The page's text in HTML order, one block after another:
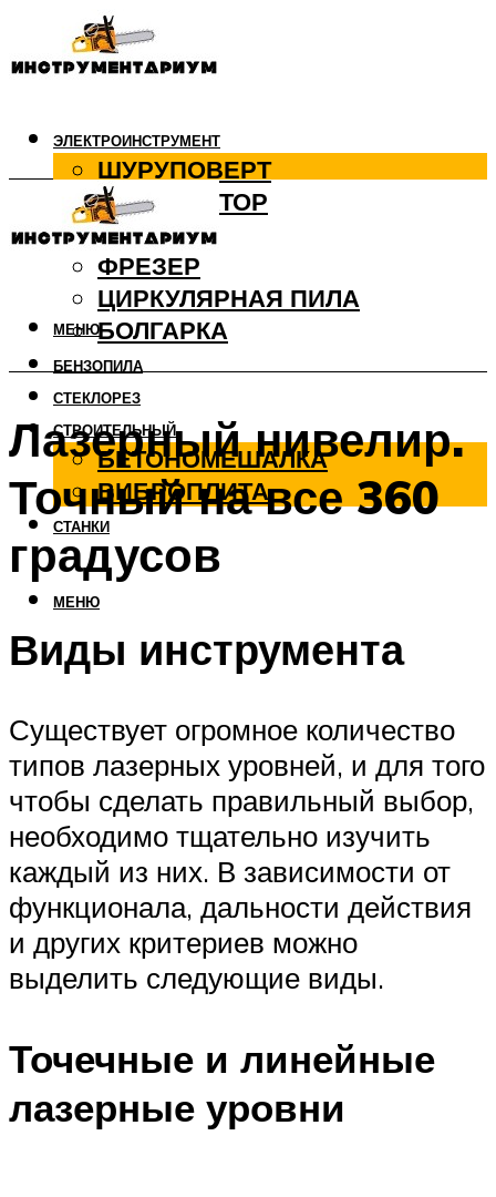
ЭЛЕКТРОИНСТРУМЕНТ
ШУРУПОВЕРТ
ПЕРФОРАТОР
ДРЕЛЬ
ФРЕЗЕР
ЦИРКУЛЯРНАЯ ПИЛА
БОЛГАРКА
БЕНЗОПИЛА
СТЕКЛОРЕЗ
СТРОИТЕЛЬНЫЙ
БЕТОНОМЕШАЛКА
ВИБРОПЛИТА
СТАНКИ
МЕНЮ
МЕНЮ
Лазерный нивелир.
Точный на все 360
градусов
Виды инструмента
Существует огромное количество
типов лазерных уровней, и для того
чтобы сделать правильный выбор,
необходимо тщательно изучить
каждый из них. В зависимости от
функционала, дальности действия
и других критериев можно
выделить следующие виды.
Точечные и линейные
лазерные уровни